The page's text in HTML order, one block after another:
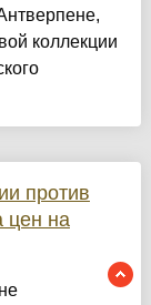
коллекции
против
цен на